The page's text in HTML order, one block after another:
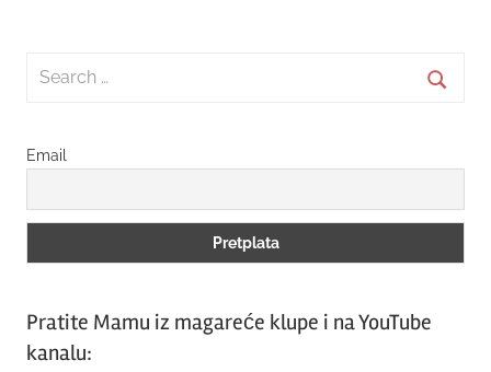
Search
Email
Pratite Mamu iz magareće klupe i na YouTube
kanalu: